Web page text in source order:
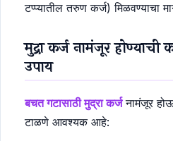
टप्प्यातील तरुण कर्ज) मिळवण्याचा
मुद्रा कर्ज नामंजूर
उपाय
बचत गटासाठी मुद्रा कर्जनामंजूर
टाळणे आवश्यक आहे: